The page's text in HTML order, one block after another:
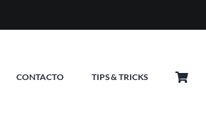
CONTACTO TIPS & TRICKS